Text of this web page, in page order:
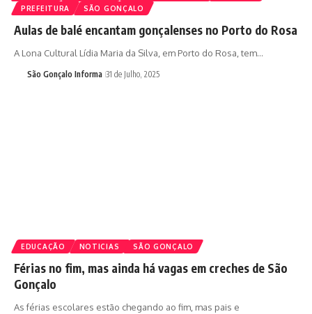
PREFEITURA
SÃO GONÇALO
Aulas de balé encantam gonçalenses no Porto do Rosa
A Lona Cultural Lídia Maria da Silva, em Porto do Rosa, tem…
São Gonçalo Informa 31 de Julho, 2025
EDUCAÇÃO NOTICIAS SÃO GONÇALO
Férias no fim, mas ainda há vagas em creches de São
Gonçalo
As férias escolares estão chegando ao fim, mas pais e